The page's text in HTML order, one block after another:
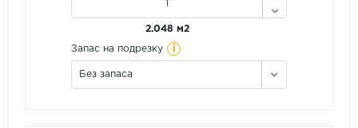
2.048 м2
Запас на подрезку i
Без запаса